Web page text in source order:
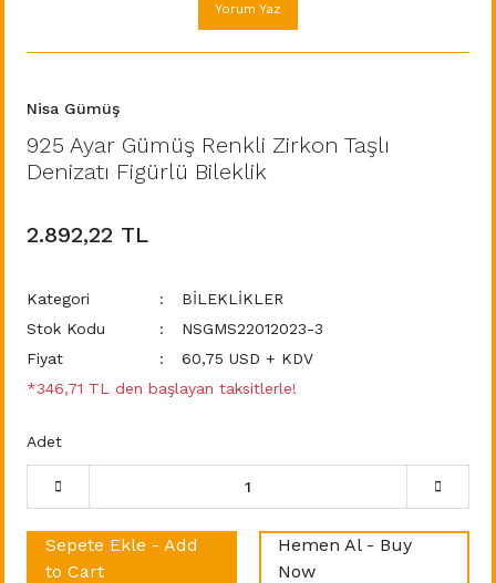
Yorum Yaz
Nisa Gümüş
925 Ayar Gümüş Renkli Zirkon Taşlı
Denizatı Figürlü Bileklik
2.892,22 TL
Kategori
BİLEKLİKLER
Stok Kodu
NSGMS22012023-3
Fiyat
60,75 USD + KDV
*346,71 TL den başlayan taksitlerle!
Adet
Sepete Ekle - Add
to Cart
Hemen Al - Buy
Now